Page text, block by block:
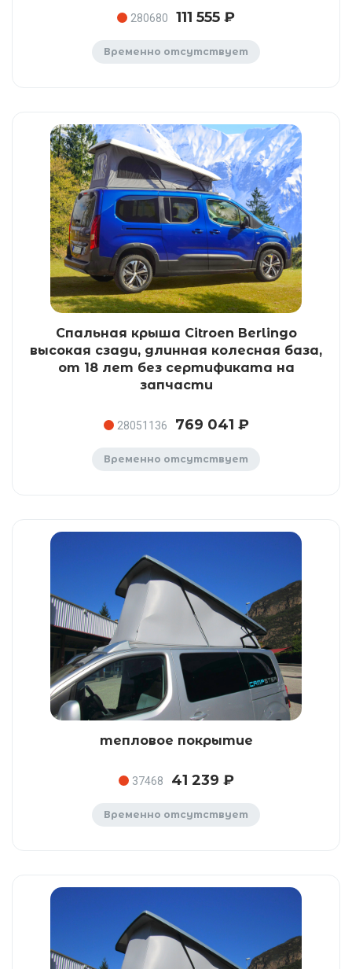
280680 111 555 ₽
Временно отсутствует
Спальная крыша Citroen Berlingo
высокая сзади, длинная колесная база,
от 18 лет без сертификата на
запчасти
28051136 769 041 ₽
Временно отсутствует
тепловое покрытие
37468 41 239 ₽
Временно отсутствует